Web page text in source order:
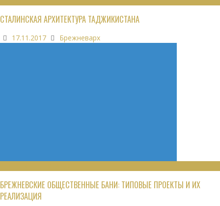
СТАЛИНСКАЯ АРХИТЕКТУРА ТАДЖИКИСТАНА
17.11.2017 Брежневарх
БРЕЖНЕВСКИЕ ОБЩЕСТВЕННЫЕ БАНИ: ТИПОВЫЕ ПРОЕКТЫ И ИХ
РЕАЛИЗАЦИЯ